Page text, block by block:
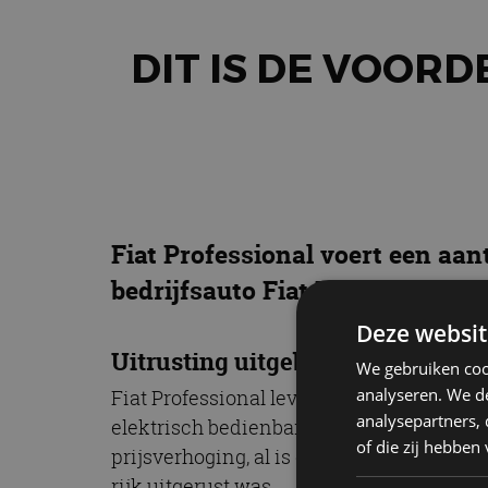
DIT IS DE
Fiat Professional voert een
bedrijfsauto Fiat Fiorino. Wist
Uitrusting uitgebreid
Fiat Professional levert de Fiorino
elektrisch bedienbare buitenspiegels
prijsverhoging, al is die niet heel
Deze
We gebruiken
analyseren. We
of die zij